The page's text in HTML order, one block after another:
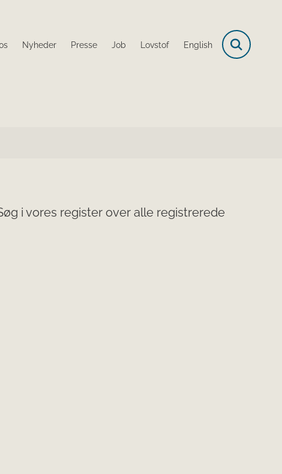
Nyheder Presse Job Lovstof English
i vores register over alle registrerede